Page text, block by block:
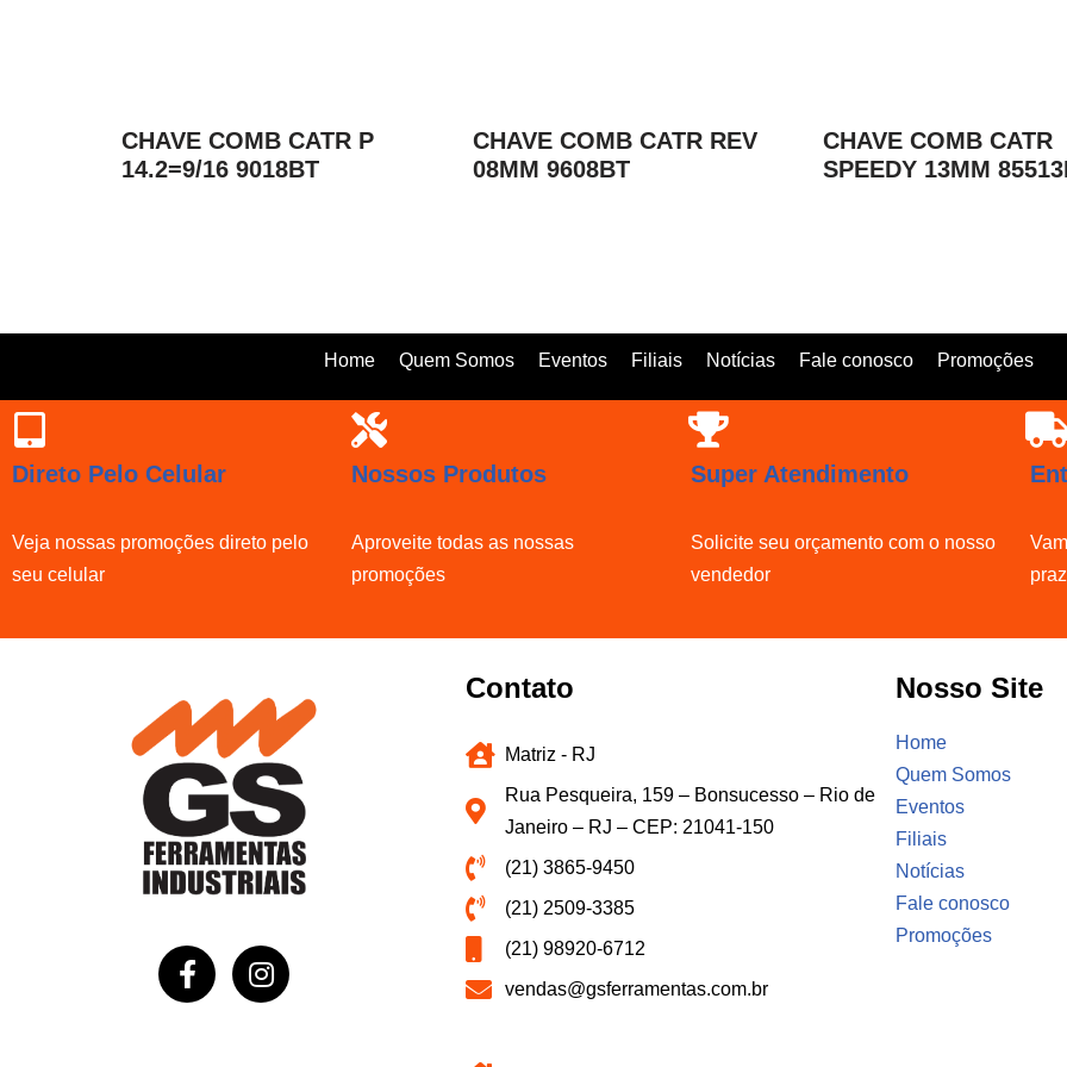
CHAVE COMB CATR P
14.2=9/16 9018BT
CHAVE COMB CATR REV
08MM 9608BT
CHAVE COMB CATR
SPEEDY 13MM
Home Quem Somos Eventos Filiais Notícias Fale conosco Promoções
Direto Pelo Celular
Veja nossas promoções direto pelo
seu celular
Nossos Produtos
Aproveite todas as nossas
promoções
Super Atendimento
Solicite seu orçamento com o nosso
vendedor
Contato
Matriz - RJ
Rua Pesqueira, 159 – Bonsucesso – Rio de
Janeiro – RJ – CEP: 21041-150
(21) 3865-9450
(21) 2509-3385
(21) 98920-6712
vendas@gsferramentas.com.br
Nosso Site
Home
Quem Somos
Eventos
Filiais
Notícias
Fale conosco
Promoções